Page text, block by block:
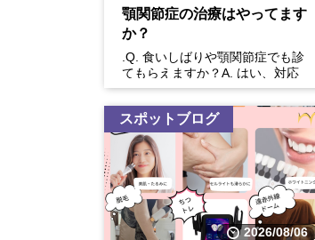
顎関節症の治療はやってます
か？
.Q. 食いしばりや顎関節症でも診
てもらえますか？A. はい、対応
しています。食いしばりや歯ぎし
りは、顎だけでなく...
スポットブログ
2026/08/06